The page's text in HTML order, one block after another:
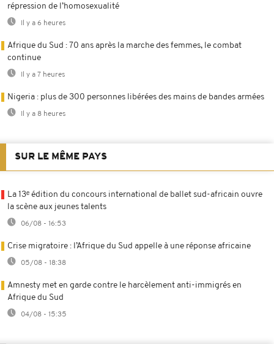
répression de l’homosexualité
Il y a 6 heures
Afrique du Sud : 70 ans après la marche des femmes, le combat
continue
Il y a 7 heures
Nigeria : plus de 300 personnes libérées des mains de bandes armées
Il y a 8 heures
SUR LE MÊME PAYS
La 13ᵉ édition du concours international de ballet sud-africain ouvre
la scène aux jeunes talents
06/08 - 16:53
Crise migratoire : l’Afrique du Sud appelle à une réponse africaine
05/08 - 18:38
Amnesty met en garde contre le harcèlement anti-immigrés en
Afrique du Sud
04/08 - 15:35